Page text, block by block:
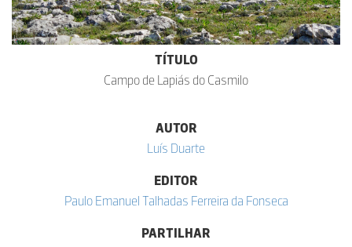
TÍTULO
Campo de Lapiás do Casmilo
AUTOR
Luís Duarte
EDITOR
Paulo Emanuel Talhadas Ferreira da Fonseca
PARTILHAR